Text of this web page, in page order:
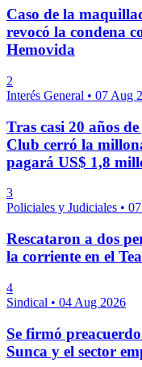
Caso de la
revocó la condena
Hemovida
2
Interés General • 07 Aug
Tras casi 20 años
Club cerró la
pagará US$ 1,8
3
Policiales y Judiciales •
Rescataron a dos
la corriente en el
4
Sindical • 04 Aug 2026
Se firmó
Sunca y el sector